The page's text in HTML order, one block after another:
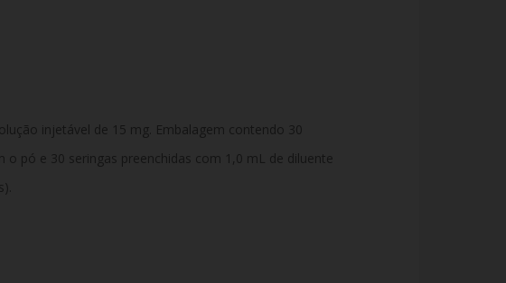
injetável de 15 mg. Embalagem contendo 30
o pó e 30 seringas preenchidas com 1,0 mL de diluente